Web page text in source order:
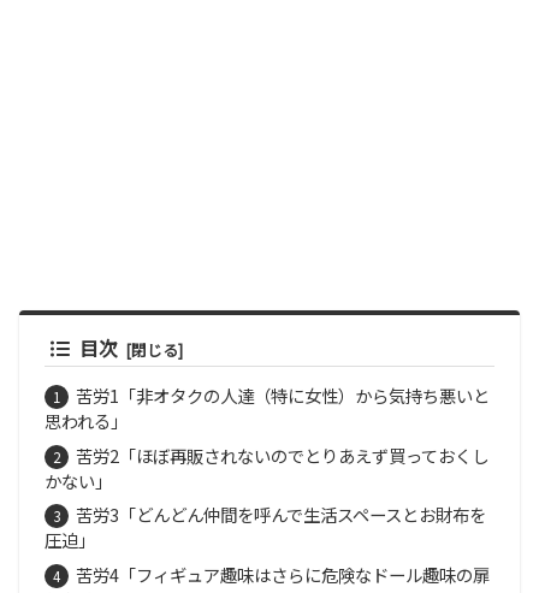
目次
苦労1「非オタクの人達（特に女性）から気持ち悪いと
思われる」
苦労2「ほぼ再販されないのでとりあえず買っておくし
かない」
苦労3「どんどん仲間を呼んで生活スペースとお財布を
圧迫」
苦労4「フィギュア趣味はさらに危険なドール趣味の扉